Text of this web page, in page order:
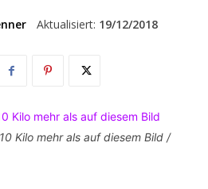
Aktualisiert: 19/12/2018
Kilo mehr als auf diesem Bild /